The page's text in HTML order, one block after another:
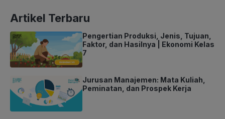
Artikel Terbaru
Pengertian Produksi, Jenis, Tujuan,
Faktor, dan Hasilnya | Ekonomi Kelas
7
Jurusan Manajemen: Mata Kuliah,
Peminatan, dan Prospek Kerja